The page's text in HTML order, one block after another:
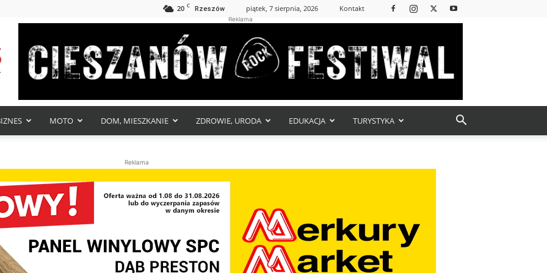
20 C Rzeszów piątek, 7 sierpnia, 2026 Kontakt
Reklama
MOTO DOM, MIESZKANIE ZDROWIE, URODA EDUKACJA TURYSTYKA
Reklama